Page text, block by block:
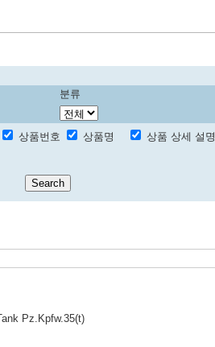
분류
상품번호 상품명 상품 상세 설명
Pz.Kpfw.35(t)